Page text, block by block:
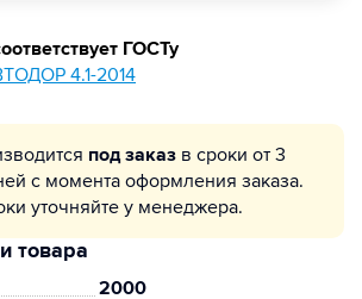
под заказ в сроки от 3
с момента оформления заказа.
уточняйте у менеджера.
ГОСТу
4.1-2014
товара
2000